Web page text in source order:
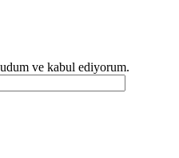
ve kabul ediyorum.